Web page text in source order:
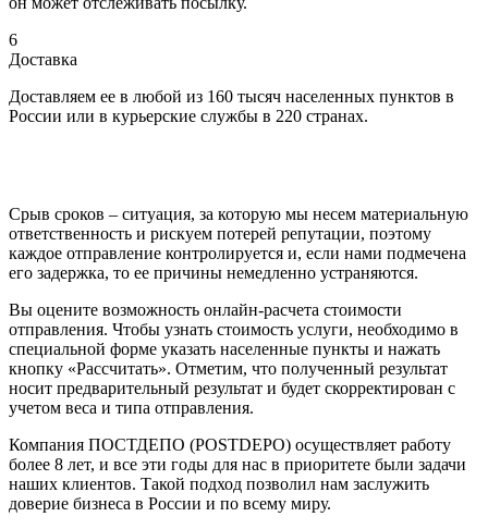
6
Доставка
Доставляем ее в любой из 160 тысяч населенных пунктов в
России или в курьерские службы в 220 странах.
Срыв сроков – ситуация, за которую мы несем материальную
ответственность и рискуем потерей репутации, поэтому
каждое отправление контролируется и, если нами подмечена
его задержка, то ее причины немедленно устраняются.
Вы оцените возможность онлайн-расчета стоимости
отправления. Чтобы узнать стоимость услуги, необходимо в
специальной форме указать населенные пункты и нажать
кнопку «Рассчитать». Отметим, что полученный результат
носит предварительный результат и будет скорректирован с
учетом веса и типа отправления.
Компания ПОСТДЕПО (POSTDEPO) осуществляет работу
более 8 лет, и все эти годы для нас в приоритете были задачи
наших клиентов. Такой подход позволил нам заслужить
доверие бизнеса в России и по всему миру.